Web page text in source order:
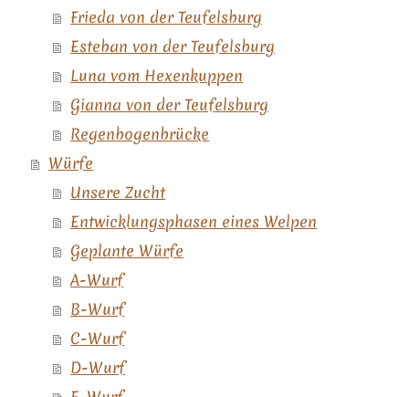
Frieda von der Teufelsburg
Esteban von der Teufelsburg
Luna vom Hexenkuppen
Gianna von der Teufelsburg
Regenbogenbrücke
Würfe
Unsere Zucht
Entwicklungsphasen eines Welpen
Geplante Würfe
A-Wurf
B-Wurf
C-Wurf
D-Wurf